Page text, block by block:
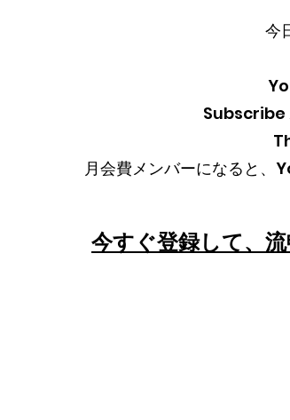
今
Subscribe
月会費メンバーになると、
今すぐ登録して、